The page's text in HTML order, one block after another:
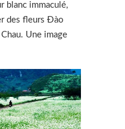
blanc immaculé,
des fleurs Đào
Une image